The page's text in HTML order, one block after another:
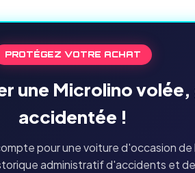
PROTÉGEZ VOTRE ACHAT
une Microlino volée,
accidentée !
pour une voiture d'occasion de
administratif d'accidents et